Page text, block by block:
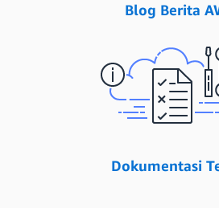
Blog Berita
Dokumentasi